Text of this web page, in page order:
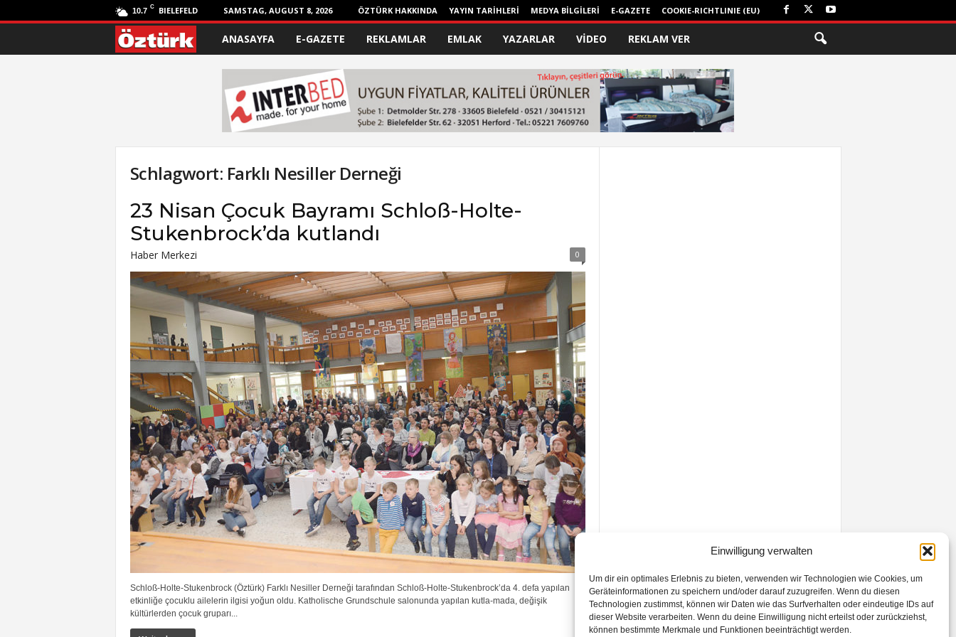
Einwilligung verwalten
Um dir ein optimales Erlebnis zu bieten, verwenden wir Technologien wie Cookies, um
Geräteinformationen zu speichern und/oder darauf zuzugreifen. Wenn du diesen
Technologien zustimmst, können wir Daten wie das Surfverhalten oder eindeutige IDs auf
dieser Website verarbeiten. Wenn du deine Einwilligung nicht erteilst oder zurückziehst,
können bestimmte Merkmale und Funktionen beeinträchtigt werden.
10.7 C BIELEFELD SAMSTAG, AUGUST 8, 2026 ÖZTÜRK HAKKINDA YAYIN TARİHLERİ MEDYA BİLGİLERİ E-GAZETE COOKIE-RICHTLINIE (EU)
ANASAYFA E-GAZETE REKLAMLAR EMLAK YAZARLAR VİDEO REKLAM VER
Schlagwort: Farklı Nesiller Derneği
23 Nisan Çocuk Bayramı Schloß-Holte-
Stukenbrock’da kutlandı
Haber Merkezi 0
Schloß-Holte-Stukenbrock (Öztürk) Farklı Nesiller Derneği tarafından Schloß-Holte-Stukenbrock’da 4. defa yapılan
etkinliğe çocuklu ailelerin ilgisi yoğun oldu. Katholische Grundschule salonunda yapılan kutla-mada, değişik
kültürlerden çocuk gruparı...